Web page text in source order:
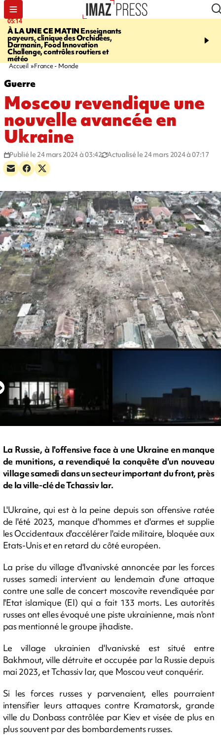
05:14
À LA UNE CE MATIN Enseignants
payeurs, clinique des Orchidées,
Darmanin, Food Innovation
Challenge, contrôles routiers et
météo
07:08
Orchidées pourrait
conséquences pour les
Accueil France - Monde
Guerre
Moscou revendique une
nouvelle avancée en
Ukraine
Publié le 24 mars 2024 à 03:42 Actualisé le 24 mars 2024 à 07:17
La Russie, à l'offensive face à une Ukraine en manque
de munitions, a revendiqué la conquête d'un nouveau
village samedi dans un secteur important du front, près
de la ville-clé de Tchassiv Iar.
L'Ukraine, qui est à la peine depuis son offensive ratée
de l'été 2023, manque d'hommes et d'armes et supplie
les Occidentaux d'accélérer l'aide militaire, bloquée aux
Etats-Unis et en retard du côté européen.
La prise du village d'Ivanivské annoncée par les forces
russes samedi intervient au lendemain d'une attaque
contre une salle de concert moscovite revendiquée par
l'Etat islamique (EI) qui a fait 133 morts. Les autorités
russes ont elles évoqué une piste ukrainienne, mais n'ont
pas mentionné le groupe jihadiste.
Le village ukrainien d'Ivanivské est situé entre
Bakhmout, ville détruite et occupée par la Russie depuis
mai 2023, et Tchassiv Iar, que Moscou veut conquérir.
Si les forces russes y parvenaient, elles pourraient
intensifier leurs attaques contre Kramatorsk, grande
ville du Donbass contrôlée par Kiev et visée de plus en
plus souvent par des bombardements russes.